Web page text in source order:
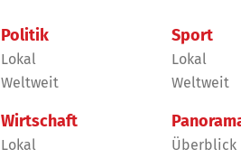
Politik
Lokal
Weltweit
Wirtschaft
Lokal
Sport
Lokal
Weltweit
Überblick